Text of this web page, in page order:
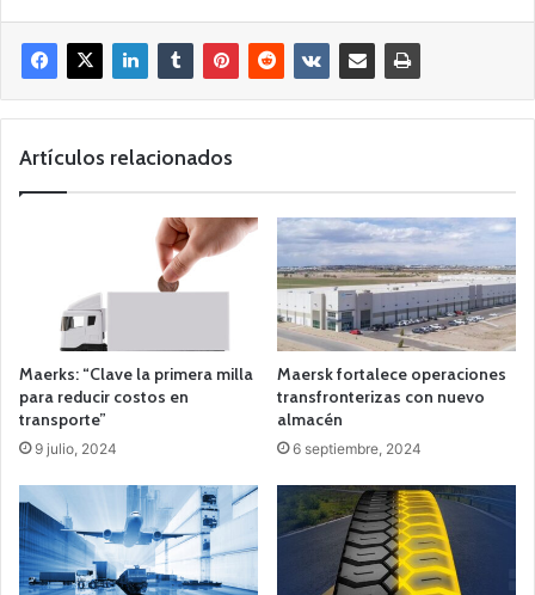
Artículos relacionados
Maerks: “Clave la primera milla
para reducir costos en
transporte”
9 julio, 2024
Maersk fortalece operaciones
transfronterizas con nuevo
almacén
6 septiembre, 2024